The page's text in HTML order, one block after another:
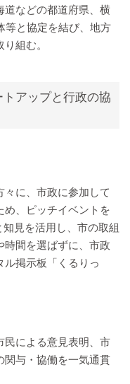
道などの都道府県、横
等と協定を結び、地方
組む。
アップと行政の協
に、市政に参加して
め、ピッチイベントを
見を活用し、市の取組
時間を選ばずに、市政
ル掲示板「くるりっ
民による意見表明、市
関与・協働を一気通貫